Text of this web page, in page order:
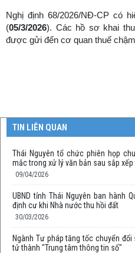
Nghị định 68/2026/NĐ-CP có
(05/3/2026). Các hồ sơ khai
được gửi đến cơ quan thuế
TIN LIÊN QUAN
Thái Nguyên tổ chức phiên họp
mắc trong xử lý văn bản sau sắp
09/04/2026
UBND tỉnh Thái Nguyên ban hành
định cư khi Nhà nước thu hồi đất
30/03/2026
Ngành Tư pháp tăng tốc chuyển
tử thành "Trung tâm thông tin số"